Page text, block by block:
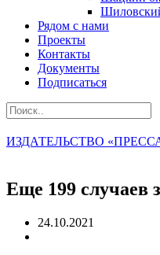
Рядом с нами
Проекты
Контакты
Документы
Подписаться
ИЗДАТЕЛЬСТВО
Еще 199 случаев
24.10.2021